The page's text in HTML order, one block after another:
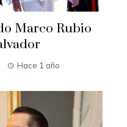
Marco Rubio
Hace 1 año